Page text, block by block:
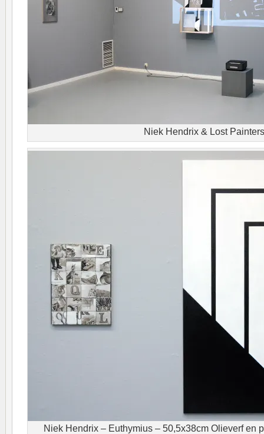
Niek Hendrix & Lost
Niek Hendrix – Euthymius – 50,5x38cm Olieverf en